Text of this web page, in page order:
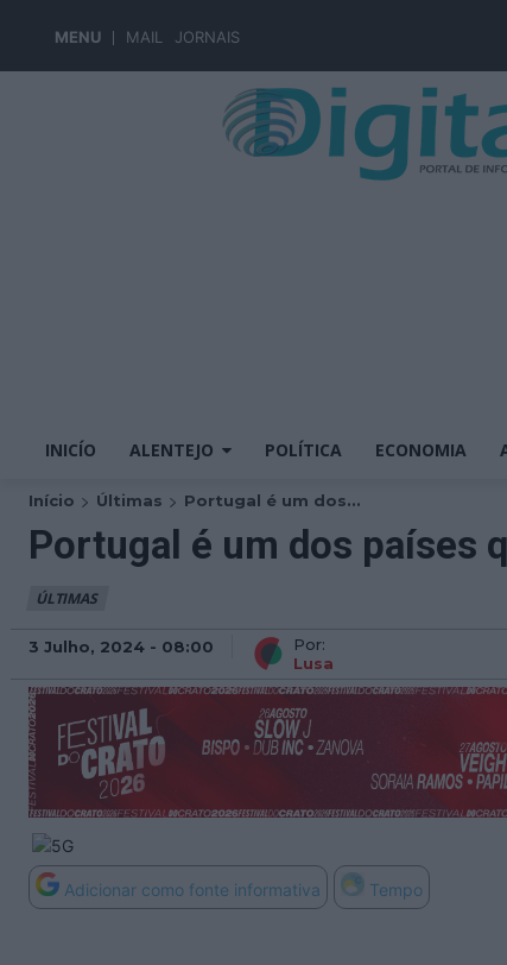
MENU MAIL JORNAIS
INICÍO ALENTEJO POLÍTICA ECONOMIA
Início Últimas Portugal é um dos...
Portugal é um dos países
ÚLTIMAS
3 Julho, 2024 - 08:00
Por:
Lusa
Adicionar como fonte informativa Tempo